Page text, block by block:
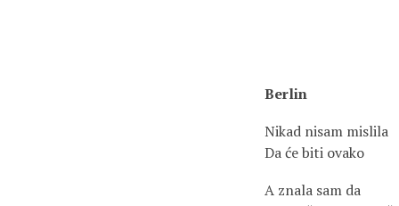
Berlin
Nikad nisam mislila
Da će biti ovako
A znala sam da